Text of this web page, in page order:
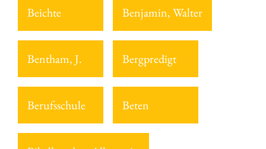
Beichte Benjamin, Walter
Bentham, J. Bergpredigt
Berufsschule Beten